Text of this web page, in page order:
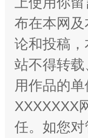
站台名比不
布在本网
论和投稿
站不得转
用作品的
XXXXXXX
任。如您